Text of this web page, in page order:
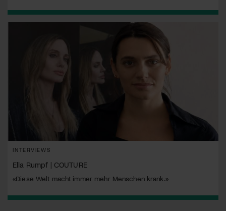
INTERVIEWS
Ella Rumpf | COUTURE
«Diese Welt macht immer mehr Menschen krank.»